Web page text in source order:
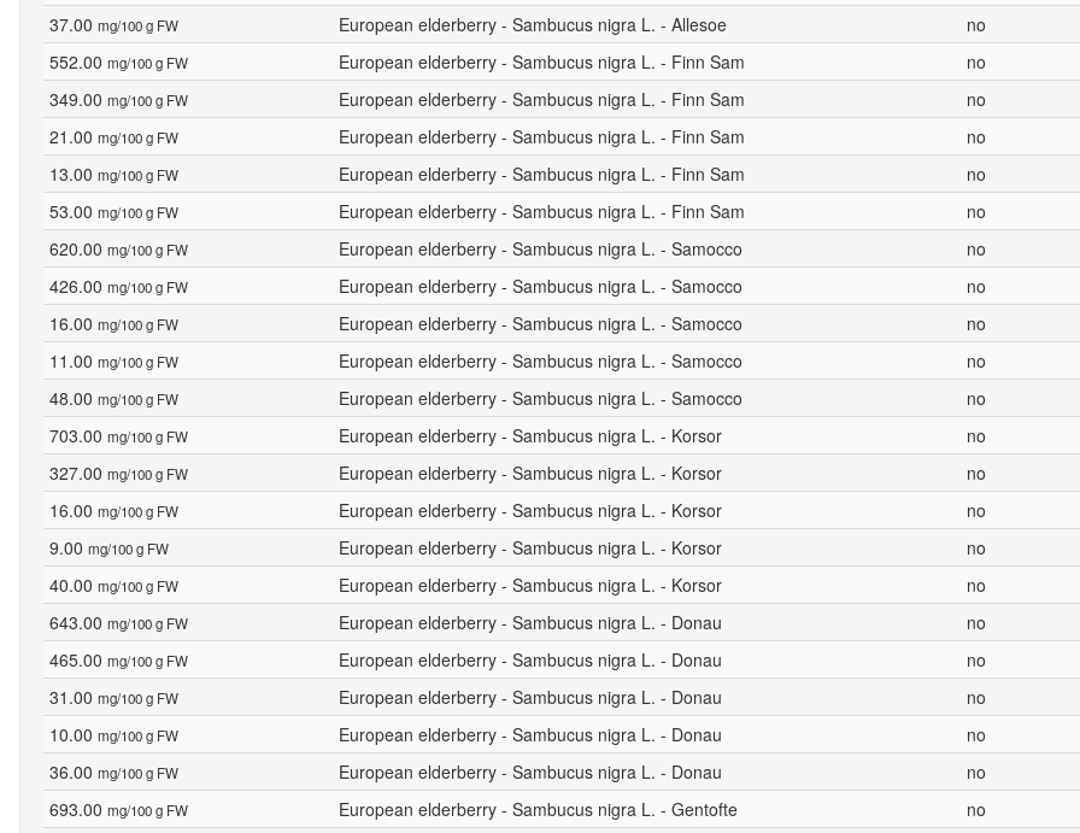
37.00 mg/100 g FW European elderberry - Sambucus nigra L. - Allesoe no
552.00 mg/100 g FW European elderberry - Sambucus nigra L. - Finn Sam no
349.00 mg/100 g FW European elderberry - Sambucus nigra L. - Finn Sam no
21.00 mg/100 g FW European elderberry - Sambucus nigra L. - Finn Sam no
13.00 mg/100 g FW European elderberry - Sambucus nigra L. - Finn Sam no
53.00 mg/100 g FW European elderberry - Sambucus nigra L. - Finn Sam no
620.00 mg/100 g FW European elderberry - Sambucus nigra L. - Samocco no
426.00 mg/100 g FW European elderberry - Sambucus nigra L. - Samocco no
16.00 mg/100 g FW European elderberry - Sambucus nigra L. - Samocco no
11.00 mg/100 g FW European elderberry - Sambucus nigra L. - Samocco no
48.00 mg/100 g FW European elderberry - Sambucus nigra L. - Samocco no
703.00 mg/100 g FW European elderberry - Sambucus nigra L. - Korsor no
327.00 mg/100 g FW European elderberry - Sambucus nigra L. - Korsor no
16.00 mg/100 g FW European elderberry - Sambucus nigra L. - Korsor no
9.00 mg/100 g FW European elderberry - Sambucus nigra L. - Korsor no
40.00 mg/100 g FW European elderberry - Sambucus nigra L. - Korsor no
643.00 mg/100 g FW European elderberry - Sambucus nigra L. - Donau no
465.00 mg/100 g FW European elderberry - Sambucus nigra L. - Donau no
31.00 mg/100 g FW European elderberry - Sambucus nigra L. - Donau no
10.00 mg/100 g FW European elderberry - Sambucus nigra L. - Donau no
36.00 mg/100 g FW European elderberry - Sambucus nigra L. - Donau no
693.00 mg/100 g FW European elderberry - Sambucus nigra L. - Gentofte no